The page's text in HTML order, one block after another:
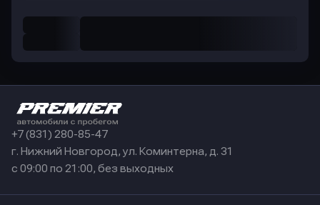
+7 (831) 280-85-47
г. Нижний Новгород, ул. Коминтерна, д. 31
с 09:00 по 21:00, без выходных